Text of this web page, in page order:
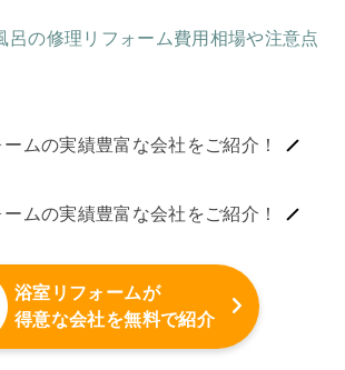
呂の修理リフォーム費用相場や注意点
ムの実績豊富な会社をご紹介！
ムの実績豊富な会社をご紹介！
浴室リフォームが
得意な会社を無料で紹介